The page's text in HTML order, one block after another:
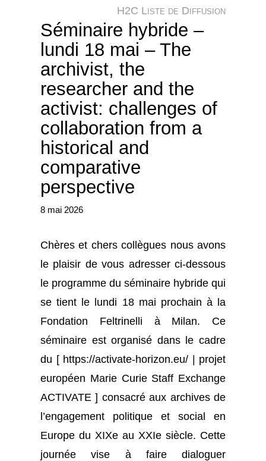
H2C Liste de Diffusion
Séminaire hybride –
lundi 18 mai – The
archivist, the
researcher and the
activist: challenges of
collaboration from a
historical and
comparative
perspective
8 mai 2026
Chères et chers collègues nous avons
le plaisir de vous adresser ci-dessous
le programme du séminaire hybride qui
se tient le lundi 18 mai prochain à la
Fondation Feltrinelli à Milan. Ce
séminaire est organisé dans le cadre
du [ https://activate-horizon.eu/ | projet
européen Marie Curie Staff Exchange
ACTIVATE ] consacré aux archives de
l’engagement politique et social en
Europe du XIXe au XXIe siècle. Cette
journée vise à faire dialoguer